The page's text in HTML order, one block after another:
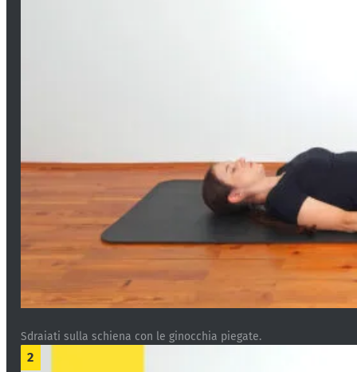
Sdraiati sulla schiena con le ginocchia piegate.
2